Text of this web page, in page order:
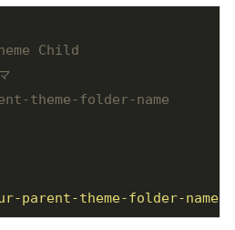
Child
theme-folder-name
parent-theme-folder-